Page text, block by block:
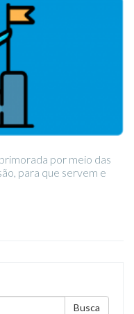
por meio das
para que servem e
Busca